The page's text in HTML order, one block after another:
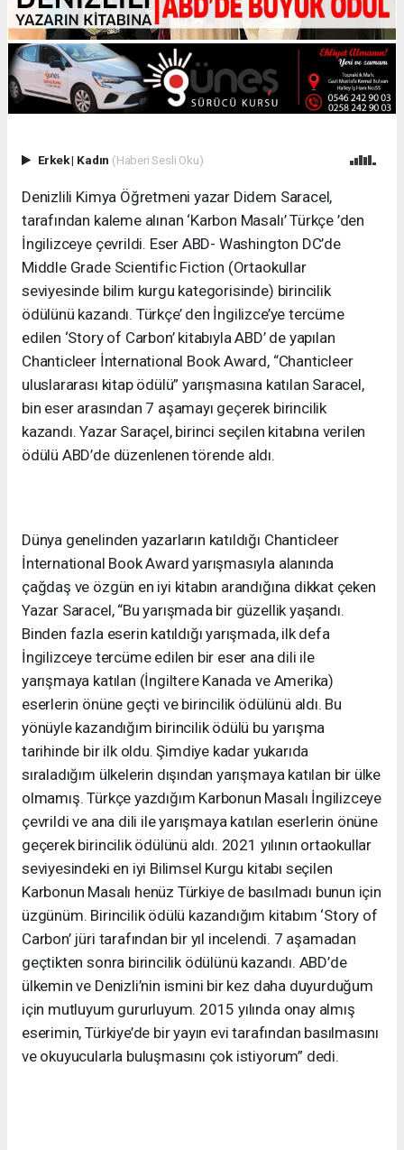
Erkek| Kadın (Haberi Sesli Oku)
Denizlili Kimya Öğretmeni yazar Didem Saracel,
tarafından kaleme alınan ‘Karbon Masalı’ Türkçe ’den
İngilizceye çevrildi. Eser ABD- Washington DC’de
Middle Grade Scientific Fiction (Ortaokullar
seviyesinde bilim kurgu kategorisinde) birincilik
ödülünü kazandı. Türkçe’ den İngilizce’ye tercüme
edilen ‘Story of Carbon’ kitabıyla ABD’ de yapılan
Chanticleer İnternational Book Award, “Chanticleer
uluslararası kitap ödülü” yarışmasına katılan Saracel,
bin eser arasından 7 aşamayı geçerek birincilik
kazandı. Yazar Saraçel, birinci seçilen kitabına verilen
ödülü ABD’de düzenlenen törende aldı.
Dünya genelinden yazarların katıldığı Chanticleer
İnternational Book Award yarışmasıyla alanında
çağdaş ve özgün en iyi kitabın arandığına dikkat çeken
Yazar Saracel, “Bu yarışmada bir güzellik yaşandı.
Binden fazla eserin katıldığı yarışmada, ilk defa
İngilizceye tercüme edilen bir eser ana dili ile
yarışmaya katılan (İngiltere Kanada ve Amerika)
eserlerin önüne geçti ve birincilik ödülünü aldı. Bu
yönüyle kazandığım birincilik ödülü bu yarışma
tarihinde bir ilk oldu. Şimdiye kadar yukarıda
sıraladığım ülkelerin dışından yarışmaya katılan bir ülke
olmamış. Türkçe yazdığım Karbonun Masalı İngilizceye
çevrildi ve ana dili ile yarışmaya katılan eserlerin önüne
geçerek birincilik ödülünü aldı. 2021 yılının ortaokullar
seviyesindeki en iyi Bilimsel Kurgu kitabı seçilen
Karbonun Masalı henüz Türkiye de basılmadı bunun için
üzgünüm. Birincilik ödülü kazandığım kitabım ‘Story of
Carbon’ jüri tarafından bir yıl incelendi. 7 aşamadan
geçtikten sonra birincilik ödülünü kazandı. ABD’de
ülkemin ve Denizli’nin ismini bir kez daha duyurduğum
için mutluyum gururluyum. 2015 yılında onay almış
eserimin, Türkiye’de bir yayın evi tarafından basılmasını
ve okuyucularla buluşmasını çok istiyorum” dedi.